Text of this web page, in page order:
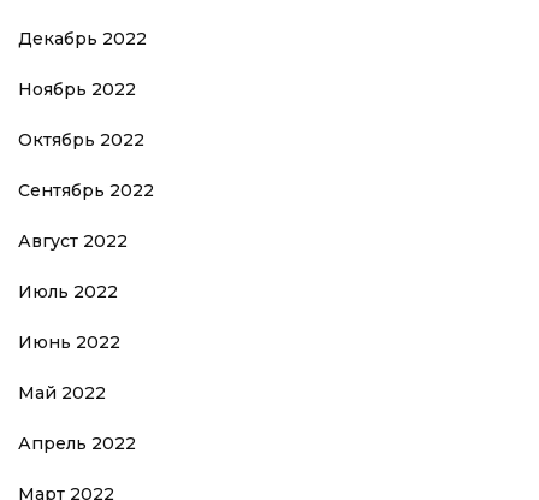
Декабрь 2022
Ноябрь 2022
Октябрь 2022
Сентябрь 2022
Август 2022
Июль 2022
Июнь 2022
Май 2022
Апрель 2022
Март 2022